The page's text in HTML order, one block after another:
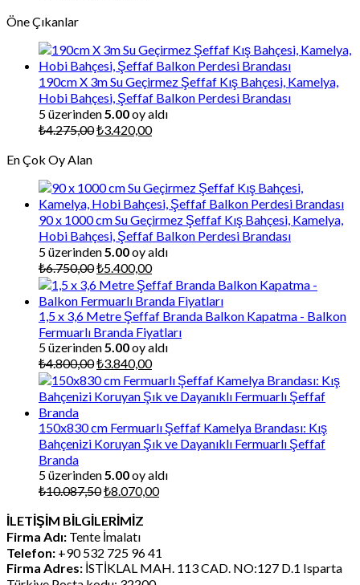
Öne Çıkanlar
190cm X 3m Su Geçirmez Şeffaf Kış Bahçesi, Kamelya,
Hobi Bahçesi, Şeffaf Balkon Perdesi Brandası
5 üzerinden5.00oy aldı
₺4.275,00Orijinal
₺3.420,00Şu
En Çok Oy Alan
90 x 1000 cm Su Geçirmez Şeffaf Kış Bahçesi, Kamelya,
Hobi Bahçesi, Şeffaf Balkon Perdesi Brandası
5 üzerinden5.00oy aldı
₺6.750,00Orijinal
fiyat:
₺6.750,00.
₺5.400,00Şu
andaki
fiyat:
₺5.400,00.
1,5 x 3,6 Metre Şeffaf Branda Balkon Kapatma - Balkon
Fermuarlı Branda Fiyatları
5 üzerinden5.00oy aldı
₺4.800,00Orijinal
fiyat:
₺4.800,00.
₺3.840,00Şu
andaki
fiyat:
₺3.840,00.
150x830 cm Fermuarlı Şeffaf Kamelya Brandası: Kış
Bahçenizi Koruyan Şık ve Dayanıklı Fermuarlı Şeffaf
Branda
5 üzerinden5.00oy aldı
₺10.087,50Orijinal
₺10.087,50.
₺8.070,00Şu
İLETİŞİM BİLGİLERİMİZ
Firma Adı: Tente İmalatı
Telefon: +90 532 725 96 41
Firma Adres: İSTİKLAL MAH. 113 CAD. NO:127 D.1 Isparta